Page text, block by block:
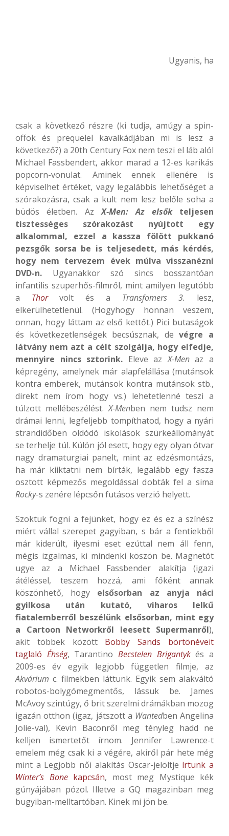
Ugyanis, ha
csak a következő részre (ki tudja, amúgy a spin-
offok és prequelel kavalkádjában mi is lesz a
következő?) a 20th Century Fox nem teszi el láb alól
Michael Fassbendert, akkor marad a 12-es karikás
popcorn-vonulat. Aminek ennek ellenére is
képviselhet értéket, vagy legalábbis lehetőséget a
szórakozásra, csak a kult nem lesz belőle soha a
büdös életben. AzX-Men: Az elsőkteljesen
tisztességes szórakozást nyújtott egy
alkalommal, ezzel a kassza fölött pukkanó
pezsgők sorsa be is teljesedett, más kérdés,
hogy nem tervezem évek múlva visszanézni
DVD-n. Ugyanakkor szó sincs bosszantóan
infantilis szuperhős-filmről, mint amilyen legutóbb
a Thorvolt és a Transfomers 3.
lesz,
elkerülhetetlenül. (Hogyhogy honnan veszem,
onnan, hogy láttam az első kettőt.) Pici butaságok
és következetlenségek becsúsznak, devégre a
látvány nem azt a célt szolgálja, hogy elfedje,
mennyire nincs sztorink. Eleve azX-Menaz a
képregény, amelynek már alapfelállása (mutánsok
kontra emberek, mutánsok kontra mutánsok stb.,
direkt nem írom hogy vs.) lehetetlenné teszi a
túlzott mellébeszélést.X-Menben nem tudsz nem
drámai lenni, legfeljebb tompíthatod, hogy a nyári
strandidőben oldódó iskolások szürkeállományát
se terhelje túl. Külön jól esett, hogy egy olyan ótvar
nagy dramaturgiai panelt, mint az edzésmontázs,
ha már kiiktatni nem bírták, legalább egy fasza
osztott képmezős megoldással dobták fel a sima
Rocky-s zenére lépcsőn futásos verzió helyett.
Szoktuk fogni a fejünket, hogy ez és ez a színész
miért vállal szerepet gagyiban, s bár a fentiekből
már kiderült, ilyesmi eset ezúttal nem áll fenn,
mégis izgalmas, ki mindenki köszön be. Magnetót
ugye az a Michael Fassbender alakítja (igazi
átéléssel, teszem hozzá, ami főként annak
köszönhető, hogy elsősorban az anyja náci
gyilkosa után kutató, viharos lelkű
fiatalemberről beszélünk elsősorban, mint egy
a Cartoon Networkről leesett Supermanről),
akit többek között Bobby Sands börtönéveit
taglaló Éhség, TarantinoBecstelen Brigantykés a
2009-es év egyik legjobb független filmje, az
Akvárium c. filmekben láttunk. Egyik sem alakváltó
robotos-bolygómegmentős, lássuk be. James
McAvoy szintúgy, ő brit szerelmi drámákban mozog
igazán otthon (igaz, játszott a Wantedben Angelina
Jolie-val), Kevin Baconről meg tényleg hadd ne
kelljen ismertetőt írnom. Jennifer Lawrence-t
emelem még csak ki a végére, akiről pár hete még
mint a Legjobb női alakítás Oscar-jelöltje írtunk a
Winter’s Bonekapcsán, most meg Mystique kék
gúnyájában pózol. Illetve a GQ magazinban meg
bugyiban-melltartóban. Kinek mi jön be.